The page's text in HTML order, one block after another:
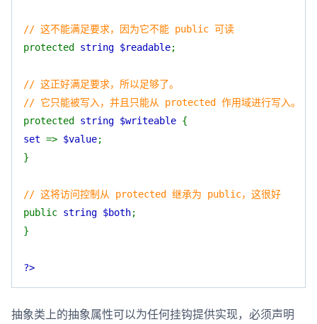
// 这不能满足要求，因为它不能 public 可读
protected string $readable;
// 这正好满足要求，所以足够了。
// 它只能被写入，并且只能从 protected 作用域进行写入。
protected string $writeable {
set => $value;
}
// 这将访问控制从 protected 继承为 public，这很好
public string $both;
}
?>
抽象类上的抽象属性可以为任何挂钩提供实现，必须声明